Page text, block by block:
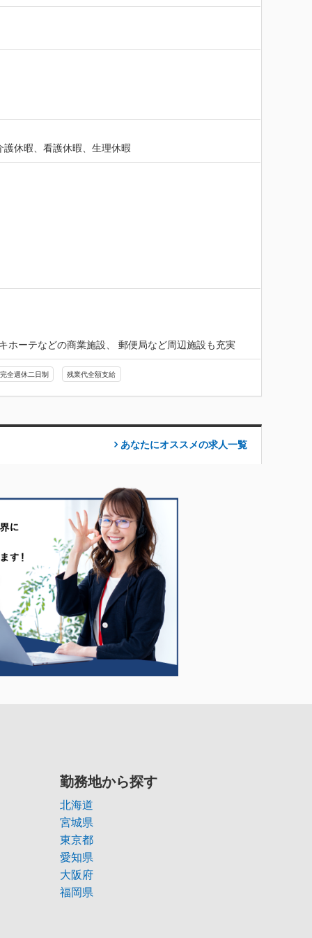
休暇、看護休暇、生理休暇
ーテなどの商業施設、 郵便局など周辺施設も充実
完全週休二日制 残業代全額支給
あなたにオススメの求人一覧
勤務地から探す
北海道
宮城県
東京都
愛知県
大阪府
福岡県